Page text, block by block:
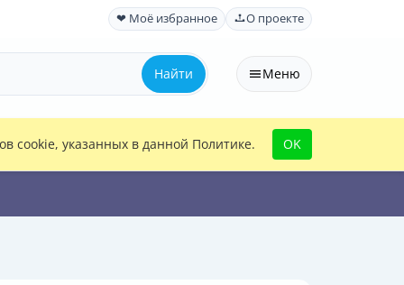
❤ Моё избранное О проекте
Найти Меню
cookie, указанных в данной Политике. OK